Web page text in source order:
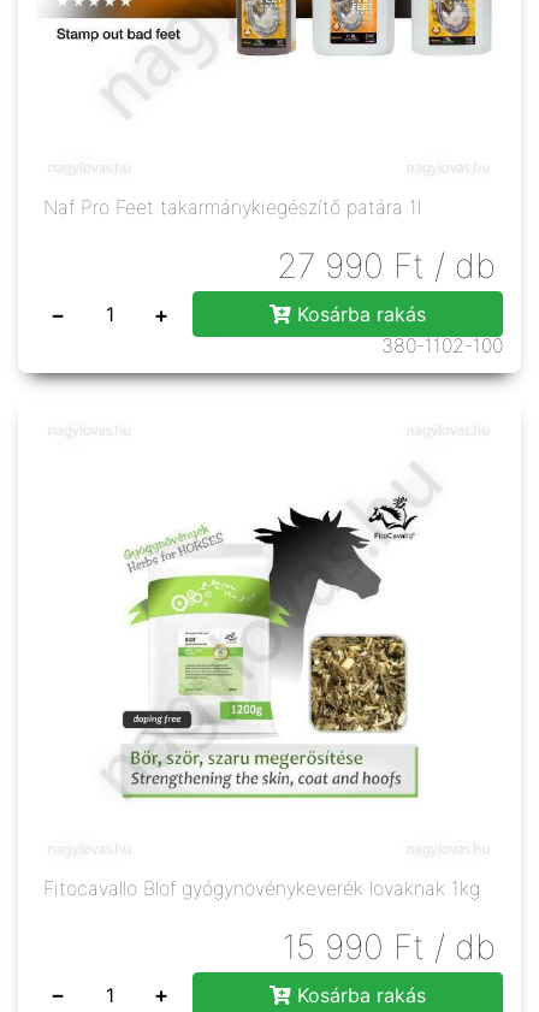
Naf Pro Feet takarmánykiegészítő patára 1l
27 990 Ft / db
− +
Kosárba rakás
380-1102-100
Fitocavallo Blof gyógynövénykeverék lovaknak 1kg
15 990 Ft / db
− +
Kosárba rakás